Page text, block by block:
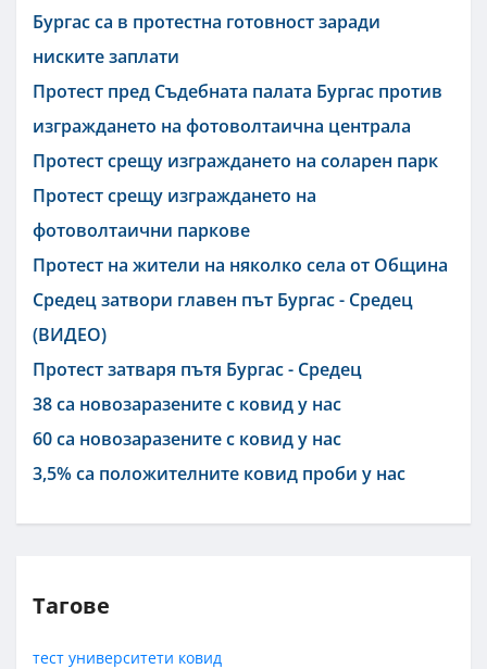
Бургас са в протестна готовност заради
ниските заплати
Протест пред Съдебната палата Бургас против
изграждането на фотоволтаична централа
Протест срещу изграждането на соларен парк
Протест срещу изграждането на
фотоволтаични паркове
Протест на жители на няколко села от Община
Средец затвори главен път Бургас - Средец
(ВИДЕО)
Протест затваря пътя Бургас - Средец
38 са новозаразените с ковид у нас
60 са новозаразените с ковид у нас
3,5% са положителните ковид проби у нас
Тагове
тест университети ковид